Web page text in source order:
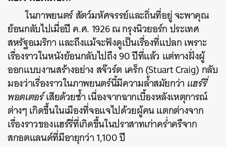
ในภาพยนตร์ สัตว์มหัศจรรย์และถิ่นที่อยู่ จะพาคุณ
ย้อนกลับไปเมื่อปี ค.ศ. 1926 ณ กรุงนิวยอร์ก ประเทศ
สหรัฐอเมริกา และถึงแม้จะฟังดูเป็นเรื่องที่แปลก เพราะ
เรื่องราวในหนังย้อนกลับไปถึง 90 ปีที่แล้ว แต่ทางฝั่งผู้
ออกแบบงานสร้างอย่าง สจ๊วร์ต เคร็ก (Stuart Craig) กลับ
มองว่าเรื่องราวในภาพยนตร์นี้มีความล้ำสมัยกว่า แฮร์รี่
พอตเตอร์เสียด้วยซ้ำ เนื่องจากฉากเบื้องหลังเหตุการณ์
ต่างๆ เกิดขึ้นในเมืองที่จอแจไปด้วยผู้คน แตกต่างจาก
เรื่องราวของแฮร์รี่ที่เกิดขึ้นในปราสาทเก่าคร่ำครึจาก
สกอตแลนด์ที่มีอายุกว่า 1,100 ปี
ค้นหา
SHARE TWEET LINE EMAIL